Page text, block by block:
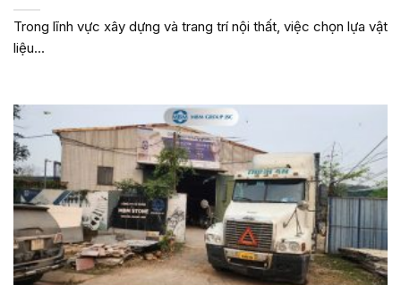
Trong lĩnh vực xây dựng và trang trí nội thất, việc chọn lựa vật
liệu...